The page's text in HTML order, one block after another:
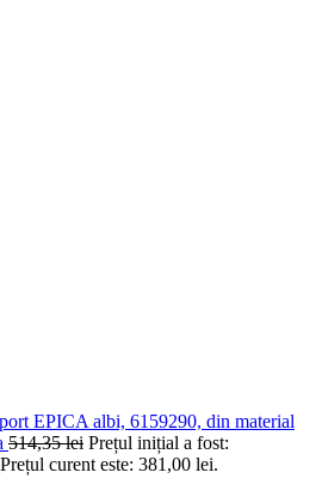
EPICA albi, 6159290, din material
514,35lei Prețul inițial a fost:
Prețul curent este: 381,00 lei.